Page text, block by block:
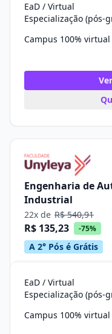
EaD / Virtual
Campus 100% virtual
Engenharia de
Industrial
22x de R$ 540,91
R$ 135,23 -75%
A 2° Pós é Grátis
EaD / Virtual
Campus 100% virtual